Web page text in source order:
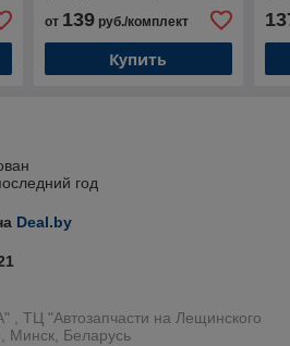
от 139руб./комплект
Купить
год
Deal.by
, ТЦ "Автозапчасти на Лещинcкого
Минск, Беларусь